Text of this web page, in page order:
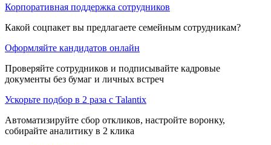
Корпоративная поддержка сотрудников
Какой соцпакет вы предлагаете семейным сотрудникам?
Оформляйте кандидатов онлайн
Проверяйте сотрудников и подписывайте кадровые
документы без бумаг и личных встреч
Ускорьте подбор в 2 раза с Talantix
Автоматизируйте сбор откликов, настройте воронку,
собирайте аналитику в 2 клика